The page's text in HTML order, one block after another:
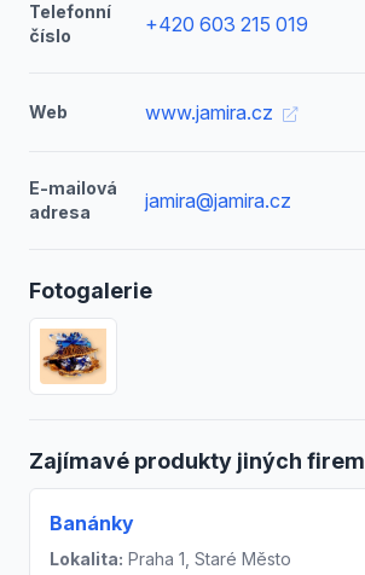
Telefonní
číslo
+420 603 215 019
Web www.jamira.cz
E-mailová
adresa
jamira@jamira.cz
Fotogalerie
Zajímavé produkty jiných firem
Banánky
Lokalita: Praha 1, Staré Město